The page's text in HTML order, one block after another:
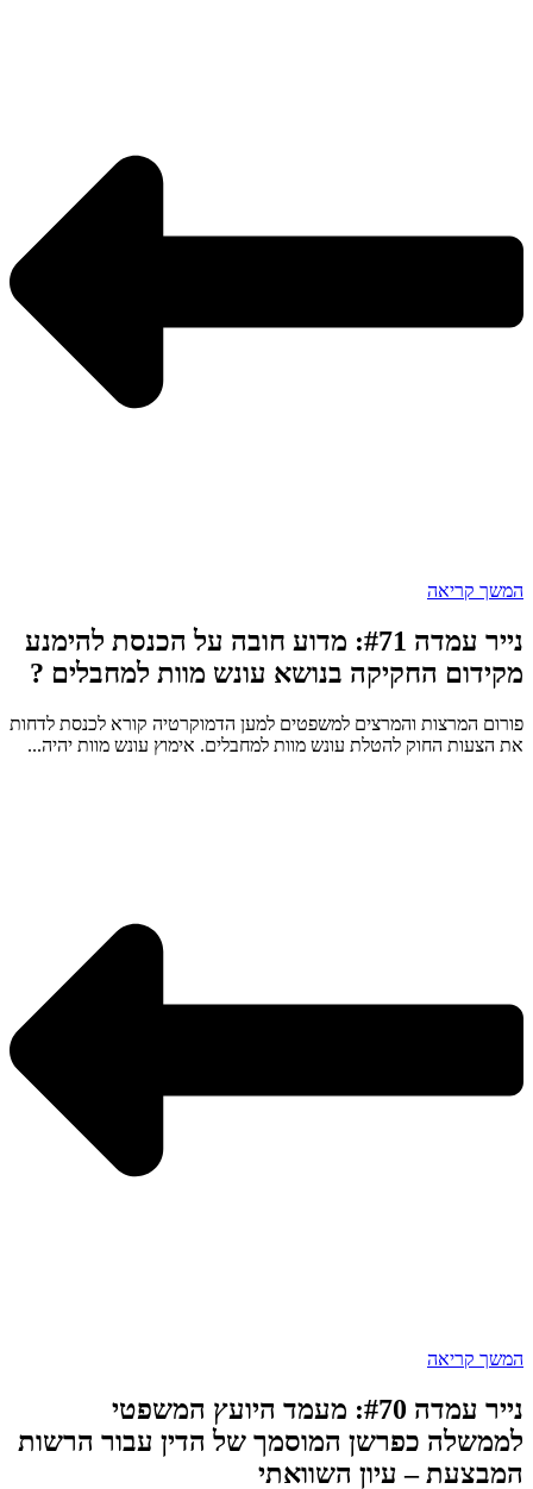
המשך קריאה
נייר עמדה #71: מדוע חובה על הכנסת להימנע
מקידום החקיקה בנושא עונש מוות למחבלים ?
פורום המרצות והמרצים למשפטים למען הדמוקרטיה קורא לכנסת לדחות
את הצעות החוק להטלת עונש מוות למחבלים. אימוץ עונש מוות יהיה...
המשך קריאה
נייר עמדה #70: מעמד היועץ המשפטי
לממשלה כפרשן המוסמך של הדין עבור הרשות
המבצעת – עיון השוואתי